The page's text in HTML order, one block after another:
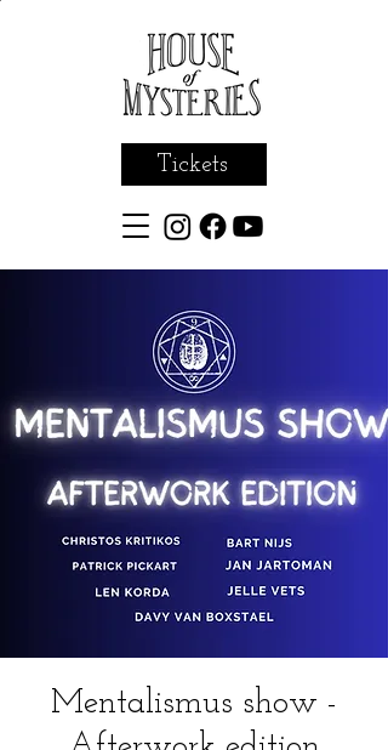
Tickets
Mentalismus show -